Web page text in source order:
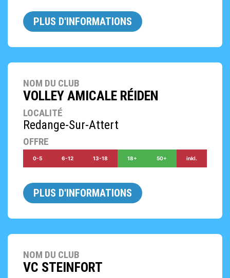
PLUS D'INFORMATIONS
NOM DU CLUB
VOLLEY AMICALE RÉIDEN
LOCALITÉ
Redange-Sur-Attert
OFFRE
0-5 6-12 13-18 18+ 50+ inkl.
PLUS D'INFORMATIONS
NOM DU CLUB
VC STEINFORT